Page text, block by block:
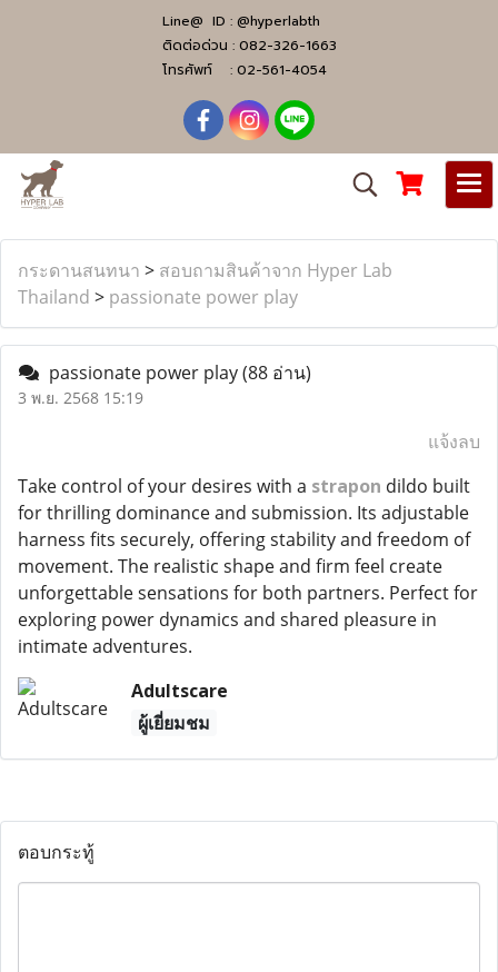
Line@ ID : @hyperlabth
ติดต่อด่วน : 082-326-1663
โทรศัพท์ : 02-561-4054
กระดานสนทนา > สอบถามสินค้าจาก Hyper Lab
Thailand > passionate power play
passionate power play(88 อ่าน)
3 พ.ย. 2568 15:19
แจ้งลบ
Take control of your desires with a strapon dildo built
for thrilling dominance and submission. Its adjustable
harness fits securely, offering stability and freedom of
movement. The realistic shape and firm feel create
unforgettable sensations for both partners. Perfect for
exploring power dynamics and shared pleasure in
intimate adventures.
Adultscare
ผู้เยี่ยมชม
ตอบกระทู้